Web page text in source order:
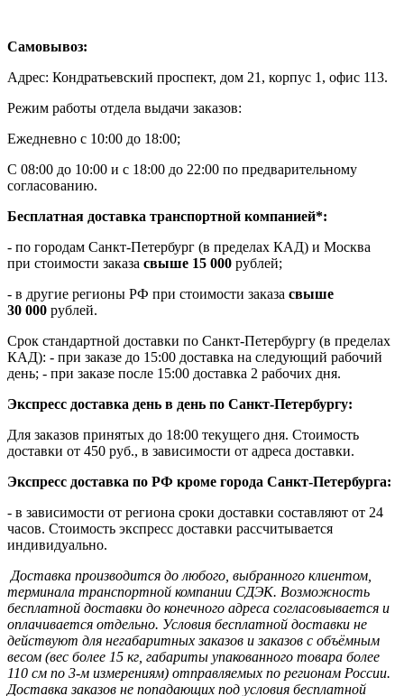
Самовывоз:
Адрес: Кондратьевский проспект, дом 21, корпус 1, офис 113.
Режим работы отдела выдачи заказов:
Ежедневно с 10:00 до 18:00;
С 08:00 до 10:00 и с 18:00 до 22:00 по предварительному
согласованию.
Бесплатная доставка транспортной компанией*:
- по городам Санкт-Петербург (в пределах КАД) и Москва
при стоимости заказа свыше 15 000 рублей;
- в другие регионы РФ при стоимости заказа свыше
30 000 рублей.
Срок стандартной доставки по Санкт-Петербургу (в пределах
КАД): - при заказе до 15:00 доставка на следующий рабочий
день; - при заказе после 15:00 доставка 2 рабочих дня.
Экспресс доставка день в день по Санкт-Петербургу:
Для заказов принятых до 18:00 текущего дня. Стоимость
доставки от 450 руб., в зависимости от адреса доставки.
Экспресс доставка по РФ кроме города Санкт-Петербурга:
- в зависимости от региона сроки доставки составляют от 24
часов. Стоимость экспресс доставки рассчитывается
индивидуально.
Доставка производится до любого, выбранного клиентом,
терминала транспортной компании СДЭК. Возможность
бесплатной доставки до конечного адреса согласовывается и
оплачивается отдельно. Условия бесплатной доставки не
действуют для негабаритных заказов и заказов с объёмным
весом (вес более 15 кг, габариты упакованного товара более
110 см по 3-м измерениям) отправляемых по регионам России.
Доставка заказов не попадающих под условия бесплатной